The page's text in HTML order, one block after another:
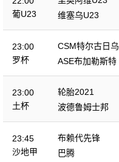
葡U23
维塞乌U23
23:00
罗杯
CSM特尔古日乌
ASE布加勒斯特
23:00
土杯
轮胎2021
波德鲁姆士邦
23:45
沙地甲
布赖代先锋
巴腾